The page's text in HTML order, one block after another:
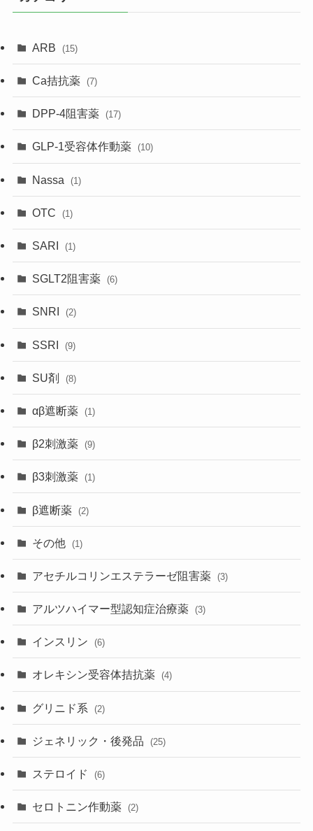
ARB (15)
Ca拮抗薬 (7)
DPP-4阻害薬 (17)
GLP-1受容体作動薬 (10)
Nassa (1)
OTC (1)
SARI (1)
SGLT2阻害薬 (6)
SNRI (2)
SSRI (9)
SU剤 (8)
αβ遮断薬 (1)
β2刺激薬 (9)
β3刺激薬 (1)
β遮断薬 (2)
その他 (1)
アセチルコリンエステラーゼ阻害薬 (3)
アルツハイマー型認知症治療薬 (3)
インスリン (6)
オレキシン受容体拮抗薬 (4)
グリニド系 (2)
ジェネリック・後発品 (25)
ステロイド (6)
セロトニン作動薬 (2)